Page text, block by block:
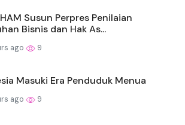
Susun Perpres Penilaian
Bisnis dan Hak As...
ago 9
Masuki Era Penduduk Menua
ago 9